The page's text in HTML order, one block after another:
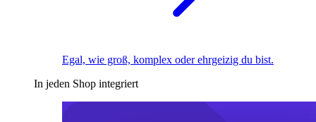
Egal, wie groß, komplex oder ehrgeizig du bist.
In jeden Shop integriert